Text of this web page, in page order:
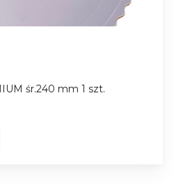
śr.240 mm 1 szt.